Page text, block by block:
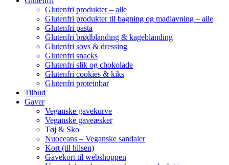
Glutenfri produkter – alle
Glutenfri produkter til bagning og madlavning – alle
Glutenfri pasta
Glutenfri brødblanding & kageblanding
Glutenfri sovs & dressing
Glutenfri snacks
Glutenfri slik og chokolade
Glutenfri cookies & kiks
Glutenfri proteinbar
Tilbud
Gaver
Veganske gavekurve
Veganske gaveæsker
Tøj & Sko
Nuoceans – Veganske sandaler
Kort (til hilsen)
Gavekort til webshoppen